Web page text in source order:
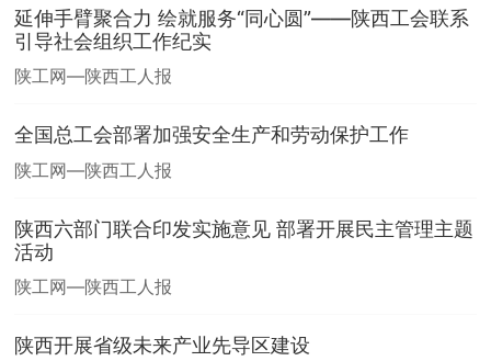
延伸手臂聚合力 绘就服务“同心圆”——陕西工会联系
引导社会组织工作纪实
陕工网—陕西工人报
全国总工会部署加强安全生产和劳动保护工作
陕工网—陕西工人报
陕西六部门联合印发实施意见 部署开展民主管理主题
活动
陕工网—陕西工人报
陕西开展省级未来产业先导区建设